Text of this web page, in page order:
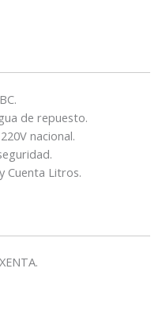
de repuesto.
nacional.
Cuenta Litros.